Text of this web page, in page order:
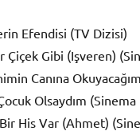
Efendisi (TV Dizisi)
Çiçek Gibi (Işveren)
Canına
Olsaydım
His Var (Ahmet)